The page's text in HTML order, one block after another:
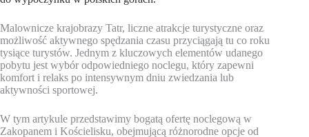
Malownicze krajobrazy Tatr, liczne atrakcje turystyczne oraz
możliwość aktywnego spędzania czasu przyciągają tu co roku
tysiące turystów. Jednym z kluczowych elementów udanego
pobytu jest wybór odpowiedniego noclegu, który zapewni
komfort i relaks po intensywnym dniu zwiedzania lub
aktywności sportowej.
W tym artykule przedstawimy bogatą ofertę noclegową w
Zakopanem i Kościelisku, obejmującą różnorodne opcje od